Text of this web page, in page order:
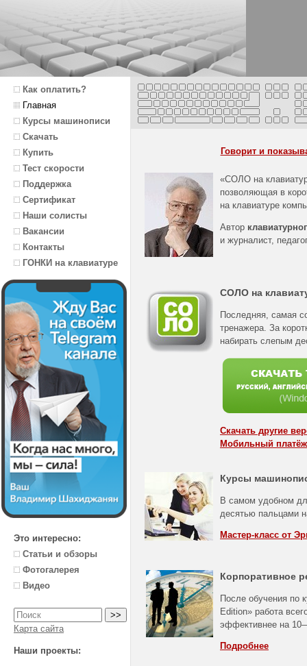
Как оплатить?
Главная
Курсы машинописи
Скачать
Купить
Тест скорости
Поддержка
Сертификат
Наши солисты
Вакансии
Контакты
ГОНКИ на клавиатуре
Это интересно:
Статьи и обзоры
Фотогалерея
Видео
Карта сайта
Наши проекты:
Говорит и
«СОЛО на
позволяющая в
на клавиатуре
Автор
и журналист,
СОЛО на
Последняя, самая
тренажера. За
набирать слепым
Скачать другие
Мобильный платёж
Курсы
В самом удобном
десятью пальцами
Мастер-класс от
Корпоративное
После обучения по
Edition» работа
эффективнее на
Подробнее